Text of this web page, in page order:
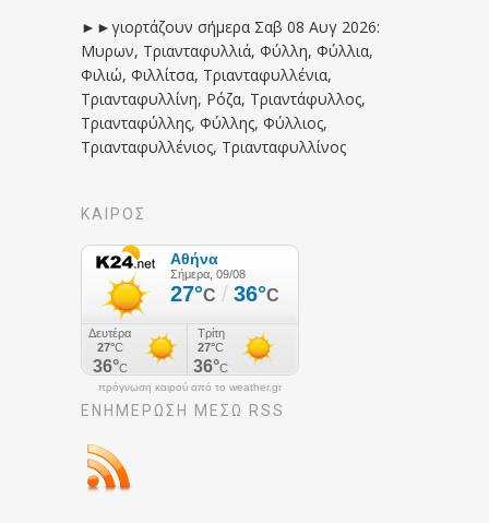
►►γιορτάζουν σήμερα Σαβ 08 Αυγ 2026:
Μυρων, Τριανταφυλλιά, Φύλλη, Φύλλια,
Φιλιώ, Φιλλίτσα, Τριανταφυλλένια,
Τριανταφυλλίνη, Ρόζα, Τριαντάφυλλος,
Τριανταφύλλης, Φύλλης, Φύλλιος,
Τριανταφυλλένιος, Τριανταφυλλίνος
ΚΑΙΡΟΣ
πρόγνωση καιρού από το weather.gr
ΕΝΗΜΈΡΩΣΉ ΜΕΣΩ RSS